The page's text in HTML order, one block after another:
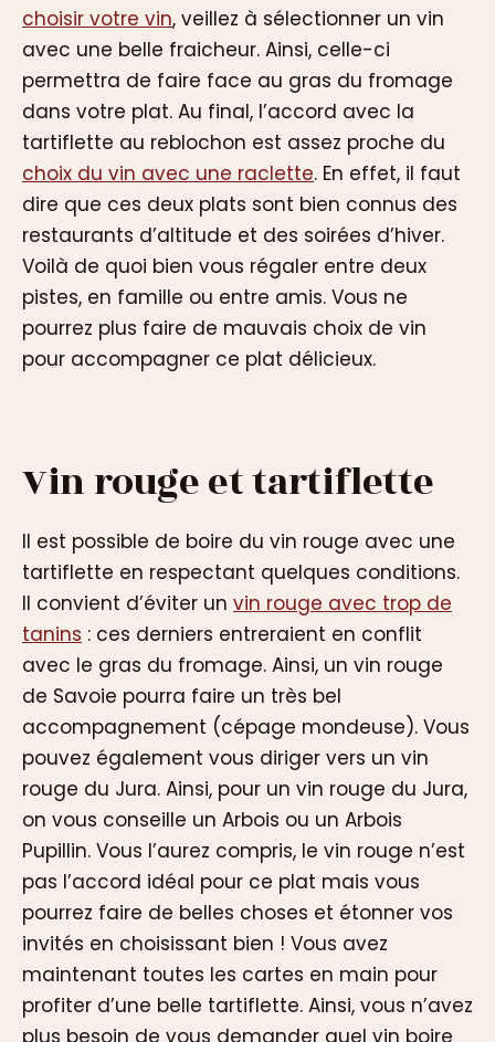
choisir votre vin, veillez à sélectionner un vin
avec une belle fraicheur. Ainsi, celle-ci
permettra de faire face au gras du fromage
dans votre plat. Au final, l’accord avec la
tartiflette au reblochon est assez proche du
choix du vin avec une raclette. En effet, il faut
dire que ces deux plats sont bien connus des
restaurants d’altitude et des soirées d’hiver.
Voilà de quoi bien vous régaler entre deux
pistes, en famille ou entre amis. Vous ne
pourrez plus faire de mauvais choix de vin
pour accompagner ce plat délicieux.
Vin rouge et tartiflette
Il est possible de boire du vin rouge avec une
tartiflette en respectant quelques conditions.
Il convient d’éviter un vin rouge avec trop de
tanins : ces derniers entreraient en conflit
avec le gras du fromage. Ainsi, un vin rouge
de Savoie pourra faire un très bel
accompagnement (cépage mondeuse). Vous
pouvez également vous diriger vers un vin
rouge du Jura. Ainsi, pour un vin rouge du Jura,
on vous conseille un Arbois ou un Arbois
Pupillin. Vous l’aurez compris, le vin rouge n’est
pas l’accord idéal pour ce plat mais vous
pourrez faire de belles choses et étonner vos
invités en choisissant bien ! Vous avez
maintenant toutes les cartes en main pour
profiter d’une belle tartiflette. Ainsi, vous n’avez